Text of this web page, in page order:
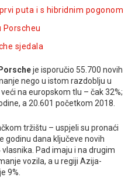
puta i s hibridnim pogonom
Porscheu
sjedala
je isporučio 55.700 novih
nego u istom razdoblju u
na europskom tlu – čak 32%;
a 20.601 početkom 2018.
tržištu – uspjeli su pronaći
godinu dana ključeve novih
Pad imaju i na drugim
vozila, a u regiji Azija-
9%.